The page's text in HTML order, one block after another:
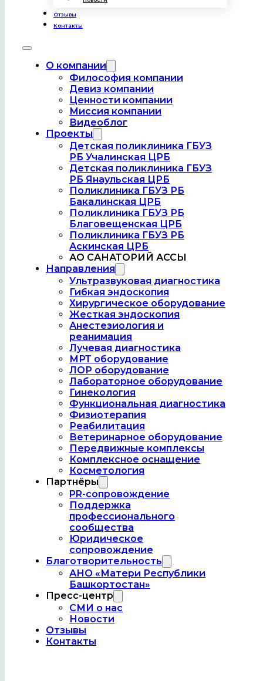
Отзывы
Контакты
О компании
Философия компании
Девиз компании
Ценности компании
Миссия компании
Видеоблог
Проекты
Детская поликлиника ГБУЗ
РБ Учалинская ЦРБ
Детская поликлиника ГБУЗ
РБ Янаульская ЦРБ
Поликлиника ГБУЗ РБ
Бакалинская ЦРБ
Поликлиника ГБУЗ РБ
Благовещенская ЦРБ
Поликлиника ГБУЗ РБ
Аскинская ЦРБ
АО САНАТОРИЙ АССЫ
Направления
Ультразвуковая диагностика
Гибкая эндоскопия
Хирургическое оборудование
Жесткая эндоскопия
Анестезиология и
реанимация
Лучевая диагностика
МРТ оборудование
ЛОР оборудование
Лабораторное оборудование
Гинекология
Функциональная диагностика
Физиотерапия
Реабилитация
Ветеринарное оборудование
Передвижные комплексы
Комплексное оснащение
Косметология
Партнёры
PR-сопровождение
Поддержка
профессионального
сообщества
Юридическое
сопровождение
Благотворительность
АНО «Матери Республики
Башкортостан»
Пресс-центр
СМИ о нас
Новости
Отзывы
Контакты
Почта:
С 9.00 до 18.00
Также информацию можно
получить в:
Уфа
Улица Менделеева, 132 — Яндекс Карты
ООО «Гемера» —